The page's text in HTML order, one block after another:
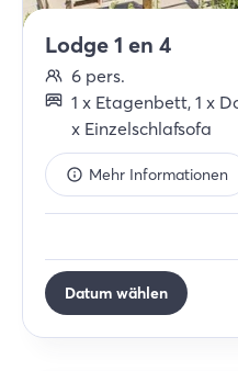
Lodge 1 en 4
6 pers.
1 x Etagenbett, 1 x
x Einzelschlafsofa
Mehr Informationen
Datum wählen